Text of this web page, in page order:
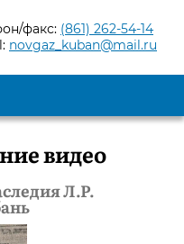
факс: (861) 262-54-14
novgaz_kuban@mail.ru
видео
Л.Р.